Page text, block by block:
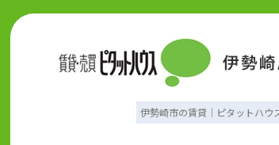
伊勢崎市の賃貸｜ピタットハウ